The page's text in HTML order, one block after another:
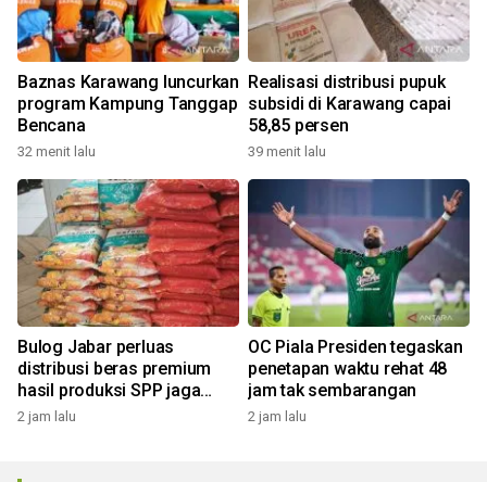
Baznas Karawang luncurkan
program Kampung Tanggap
Bencana
32 menit lalu
Realisasi distribusi pupuk
subsidi di Karawang capai
58,85 persen
39 menit lalu
Bulog Jabar perluas
distribusi beras premium
hasil produksi SPP jaga
harga sesuai HET
2 jam lalu
OC Piala Presiden tegaskan
penetapan waktu rehat 48
jam tak sembarangan
2 jam lalu